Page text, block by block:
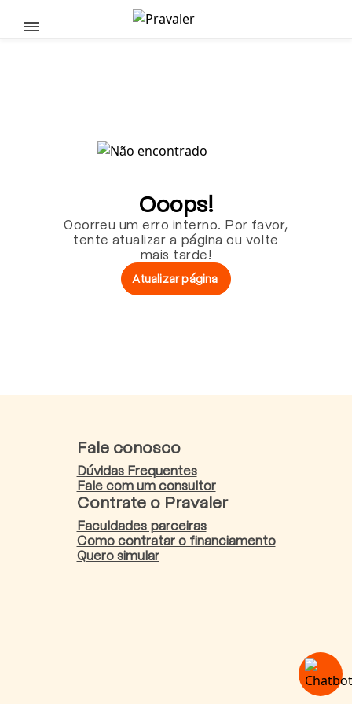
Pular para o conteúdo principal
Ooops!
Ocorreu um erro interno. Por favor,
tente atualizar a página ou volte
mais tarde!
Atualizar página
Fale conosco
Dúvidas Frequentes
Fale com um consultor
Contrate o Pravaler
Faculdades parceiras
Como contratar o financiamento
Quero simular